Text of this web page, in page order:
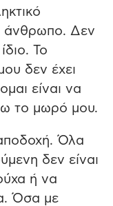
άνθρωπο. Δεν
Το
δεν έχει
είναι να
το μωρό μου.
Όλα
δεν είναι
ή να
Όσα με